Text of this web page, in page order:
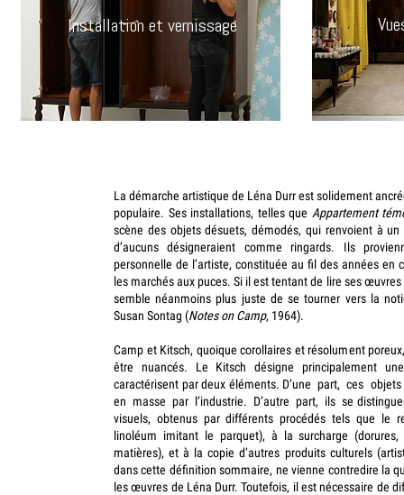
Installation et vernissage
La démarche artistique de Léna Durr est solidement
populaire. Ses installations, telles que Appartement
scène des objets désuets, démodés, qui renvoient à
d’aucuns désigneraient comme ringards. Ils
personnelle de l’artiste, constituée au fil des années en
les marchés aux puces. Si il est tentant de lire ses œuvres
semble néanmoins plus juste de se tourner vers la
Susan Sontag (Notes on Camp, 1964).
Camp et Kitsch, quoique corollaires et résolument
être nuancés. Le Kitsch désigne principalement
caractérisent par deux éléments. D’une part, ces
en masse par l’industrie. D’autre part, ils se
visuels, obtenus par différents procédés tels que le
linoléum imitant le parquet), à la surcharge (dorures,
matières), et à la copie d’autres produits culturels
dans cette définition sommaire, ne vienne contredire la
les œuvres de Léna Durr. Toutefois, il est nécessaire de